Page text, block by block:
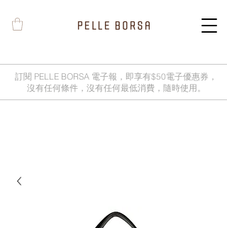
訂閱 PELLE BORSA 電子報，即享有$50電子優惠券，
沒有任何條件，沒有任何最低消費，隨時使用。